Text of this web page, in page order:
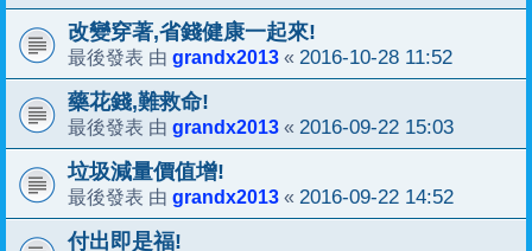
改變穿著,省錢健康一起來!
最後發表 由 grandx2013 « 2016-10-28 11:52
藥花錢,難救命!
最後發表 由 grandx2013 « 2016-09-22 15:03
垃圾減量價值增!
最後發表 由 grandx2013 « 2016-09-22 14:52
付出即是福!